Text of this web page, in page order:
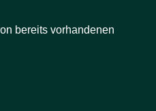
bereits vorhandenen